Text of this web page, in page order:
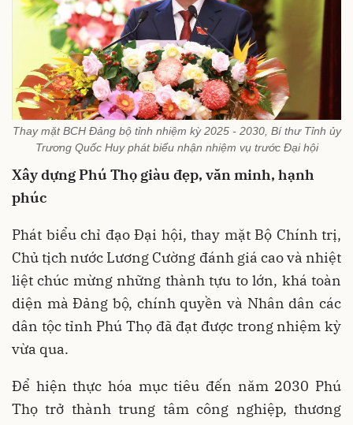
Thay mặt BCH Đảng bộ tỉnh nhiệm kỳ 2025 - 2030, Bí thư Tỉnh ủy
Trương Quốc Huy phát biểu nhận nhiệm vụ trước Đại hội
Xây dựng Phú Thọ giàu đẹp, văn minh, hạnh
phúc
Phát biểu chỉ đạo Đại hội, thay mặt Bộ Chính trị,
Chủ tịch nước Lương Cường đánh giá cao và nhiệt
liệt chúc mừng những thành tựu to lớn, khá toàn
diện mà Đảng bộ, chính quyền và Nhân dân các
dân tộc tỉnh Phú Thọ đã đạt được trong nhiệm kỳ
vừa qua.
Để hiện thực hóa mục tiêu đến năm 2030 Phú
Thọ trở thành trung tâm công nghiệp, thương